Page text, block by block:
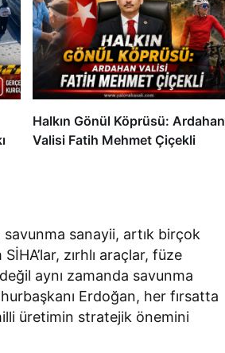
Halkın Gönül Köprüsü: Ardahan
Valisi Fatih Mehmet Çiçekli
sanayii, artık birçok
zırhlı araçlar, füze
aynı zamanda savunma
Erdoğan, her fırsatta
üretimin stratejik önemini